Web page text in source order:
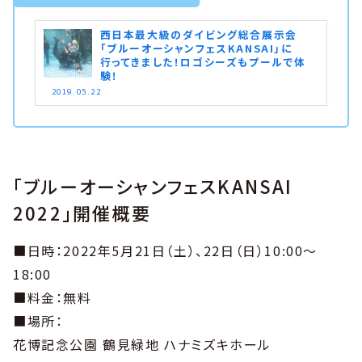
西日本最大級のダイビング総合展示会
「ブルーオーシャンフェスKANSAI」に
行ってきました！ロゴシーズもプールで体
験！
2019.05.22
「ブルーオーシャンフェスKANSAI
2022」開催概要
■日時：2022年5月21日（土）、22日（日）10:00〜
18:00
■料金：無料
■場所：
花博記念公園 鶴見緑地 ハナミズキホール